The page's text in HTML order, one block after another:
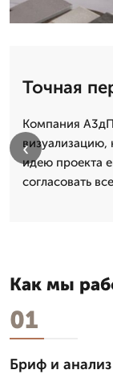
Точная
Компания
визуализацию,
идею проекта
согласовать
‹
Как мы
01
Бриф и